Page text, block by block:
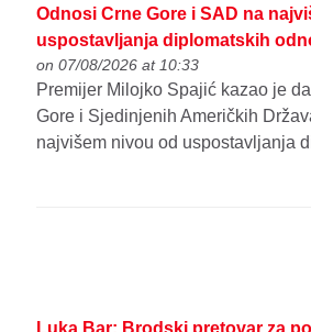
Odnosi Crne Gore i SAD na
uspostavljanja diplomatskih
on 07/08/2026 at 10:33
Premijer Milojko Spajić kazao je
Gore i Sjedinjenih Američkih
najvišem nivou od uspostavljanja
Luka Bar: Brodski pretovar za